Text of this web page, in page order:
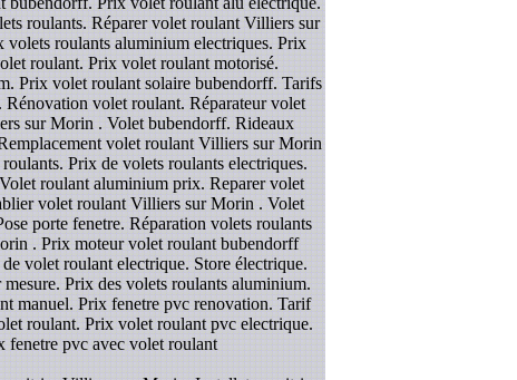
roulants. Réparer volet roulant Villiers sur
roulants aluminium electriques. Prix
roulant. Prix volet roulant motorisé.
Prix volet roulant solaire bubendorff. Tarifs
volet roulant. Réparateur volet
sur Morin . Volet bubendorff. Rideaux
volet roulant Villiers sur Morin
Prix de volets roulants electriques.
roulant aluminium prix. Reparer volet
volet roulant Villiers sur Morin . Volet
porte fenetre. Réparation volets roulants
. Prix moteur volet roulant bubendorff
volet roulant electrique. Store électrique.
Prix des volets roulants aluminium.
manuel. Prix fenetre pvc renovation. Tarif
roulant. Prix volet roulant pvc electrique.
fenetre pvc avec volet roulant